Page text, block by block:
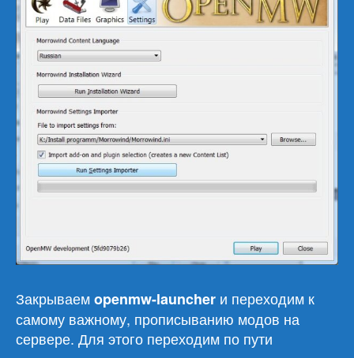
Закрываемopenmw-launcher и переходим к
самому важному, прописыванию модов на
сервере. Для этого переходим по пути